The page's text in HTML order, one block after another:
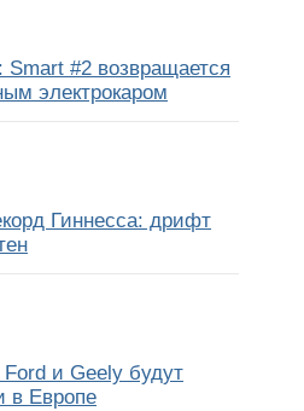
#2 возвращается
электрокаром
Гиннесса: дрифт
и Geely будут
в Европе